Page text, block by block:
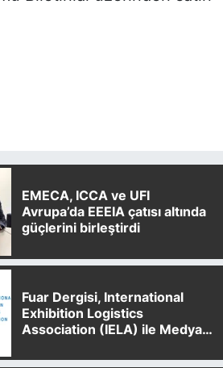
EMECA, ICCA ve UFI
Avrupa’da EEEIA çatısı altında
güçlerini birleştirdi
Fuar Dergisi, International
Exhibition Logistics
Association (IELA) ile Medya